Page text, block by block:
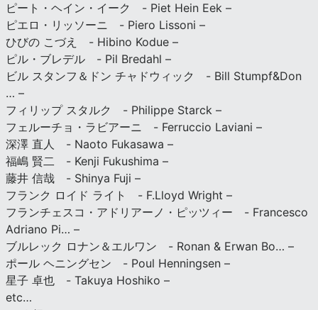
ピート・ヘイン・イーク - Piet Hein Eek –
ピエロ・リッソーニ - Piero Lissoni –
ひびの こづえ - Hibino Kodue –
ピル・ブレデル - Pil Bredahl –
ビル スタンフ＆ドン チャドウィック - Bill Stumpf&Don
… –
フィリップ スタルク - Philippe Starck –
フェルーチョ・ラビアーニ - Ferruccio Laviani –
深澤 直人 - Naoto Fukasawa –
福嶋 賢二 - Kenji Fukushima –
藤井 信哉 - Shinya Fuji –
フランク ロイド ライト - F.Lloyd Wright –
フランチェスコ・アドリアーノ・ピッツィー - Francesco
Adriano Pi… –
ブルレック ロナン＆エルワン - Ronan & Erwan Bo… –
ポール ヘニングセン - Poul Henningsen –
星子 卓也 - Takuya Hoshiko –
etc…